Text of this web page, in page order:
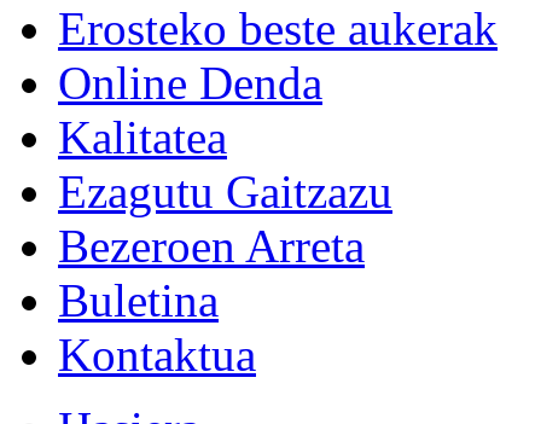
Erosteko beste aukerak
Online Denda
Kalitatea
Ezagutu Gaitzazu
Bezeroen Arreta
Buletina
Kontaktua